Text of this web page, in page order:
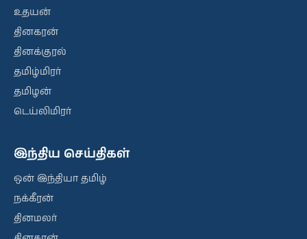
உதயன்
தினகரன்
தினக்குரல்
தமிழ்மிரர்
தமிழன்
டெய்லிமிரர்
இந்திய செய்திகள்
ஒன் இந்தியா தமிழ்
நக்கீரன்
தினமலர்